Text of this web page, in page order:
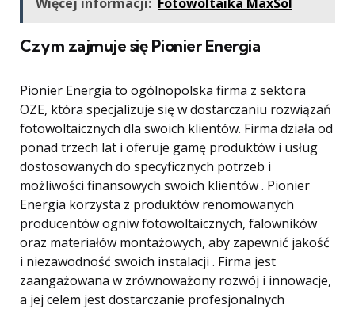
Czym zajmuje się Pionier Energia
Pionier Energia to ogólnopolska firma z sektora
OZE, która specjalizuje się w dostarczaniu rozwiązań
fotowoltaicznych dla swoich klientów. Firma działa od
ponad trzech lat i oferuje gamę produktów i usług
dostosowanych do specyficznych potrzeb i
możliwości finansowych swoich klientów . Pionier
Energia korzysta z produktów renomowanych
producentów ogniw fotowoltaicznych, falowników
oraz materiałów montażowych, aby zapewnić jakość
i niezawodność swoich instalacji . Firma jest
zaangażowana w zrównoważony rozwój i innowacje,
a jej celem jest dostarczanie profesjonalnych